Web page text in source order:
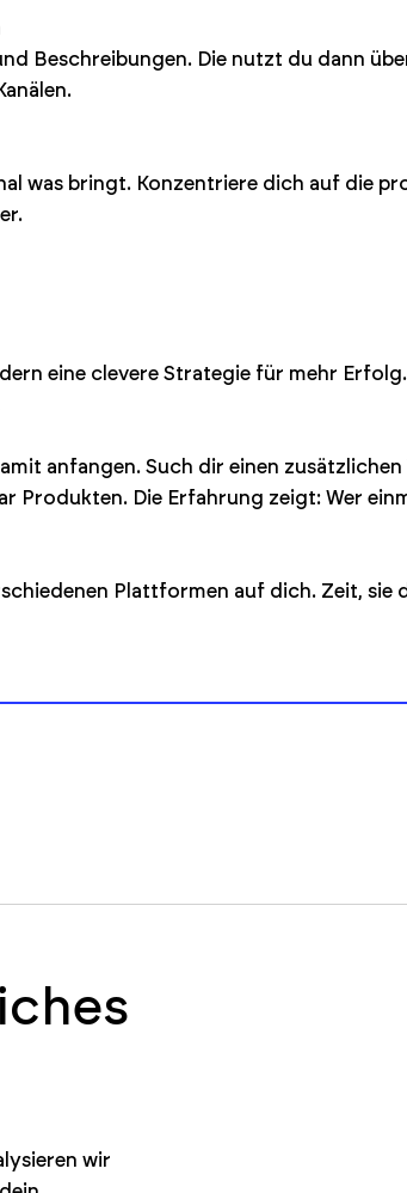
Beschreibungen. Die nutzt du dann
was bringt. Konzentriere dich auf die
eine clevere Strategie für mehr
anfangen. Such dir einen
Produkten. Die Erfahrung zeigt: Wer
Plattformen auf dich. Zeit, sie
wir